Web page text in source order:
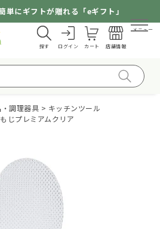
単にギフトが贈れる「eギフト」
探す ログイン カート 店舗情報
メニュー
調理器具
キッチンツール
じプレミアムクリア